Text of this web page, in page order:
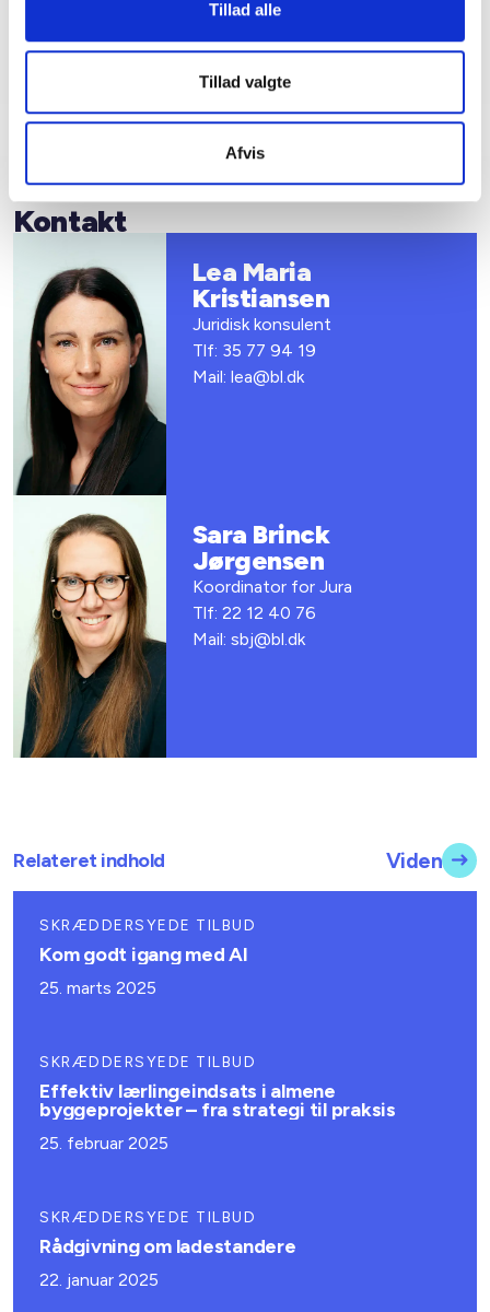
Tillad alle
Tillad valgte
Afvis
erfaringsudveksling om GDPR
Kontakt
Lea Maria
Kristiansen
Juridisk konsulent
Tlf: 35 77 94 19
Mail: lea@bl.dk
Sara Brinck
Jørgensen
Koordinator for Jura
Tlf: 22 12 40 76
Mail: sbj@bl.dk
Relateret indhold Viden
SKRÆDDERSYEDE TILBUD
Kom godt igang med AI
25. marts 2025
SKRÆDDERSYEDE TILBUD
Effektiv lærlingeindsats i almene
byggeprojekter – fra strategi til praksis
25. februar 2025
SKRÆDDERSYEDE TILBUD
Rådgivning om ladestandere
22. januar 2025